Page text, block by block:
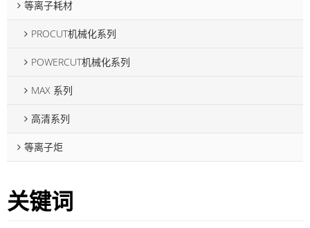
等离子耗材
PROCUT机械化系列
POWERCUT机械化系列
MAX 系列
高清系列
等离子炬
关键词